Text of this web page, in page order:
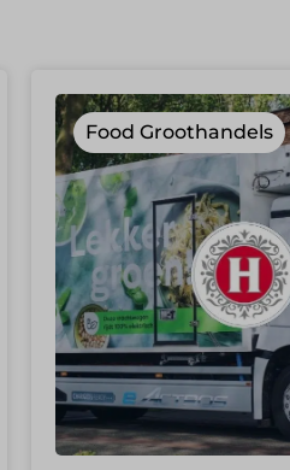
Food Groothandels